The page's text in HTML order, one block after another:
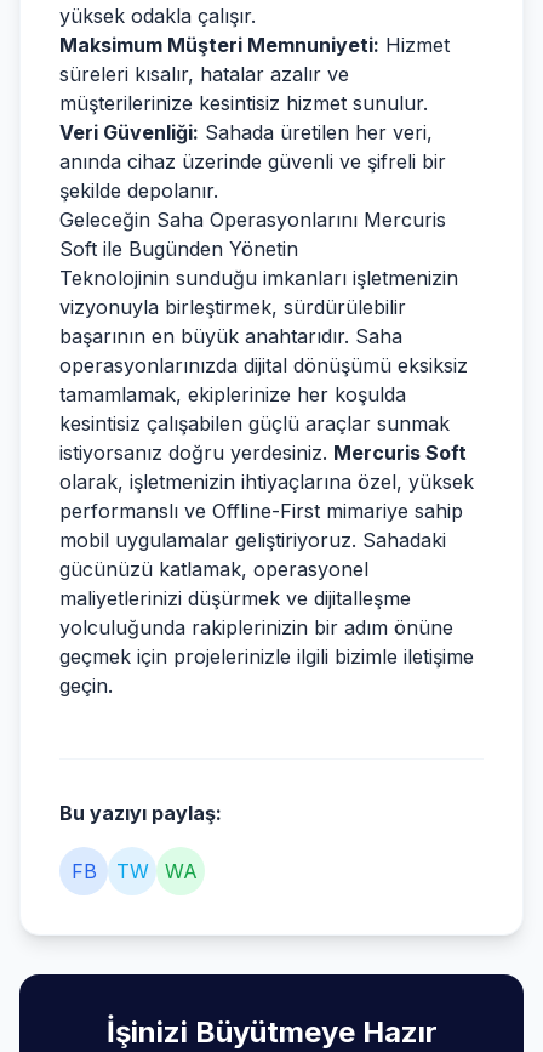
yüksek odakla çalışır.
Maksimum Müşteri Memnuniyeti: Hizmet
süreleri kısalır, hatalar azalır ve
müşterilerinize kesintisiz hizmet sunulur.
Veri Güvenliği: Sahada üretilen her veri,
anında cihaz üzerinde güvenli ve şifreli bir
şekilde depolanır.
Geleceğin Saha Operasyonlarını Mercuris
Soft ile Bugünden Yönetin
Teknolojinin sunduğu imkanları işletmenizin
vizyonuyla birleştirmek, sürdürülebilir
başarının en büyük anahtarıdır. Saha
operasyonlarınızda dijital dönüşümü eksiksiz
tamamlamak, ekiplerinize her koşulda
kesintisiz çalışabilen güçlü araçlar sunmak
istiyorsanız doğru yerdesiniz. Mercuris Soft
olarak, işletmenizin ihtiyaçlarına özel, yüksek
performanslı ve Offline-First mimariye sahip
mobil uygulamalar geliştiriyoruz. Sahadaki
gücünüzü katlamak, operasyonel
maliyetlerinizi düşürmek ve dijitalleşme
yolculuğunda rakiplerinizin bir adım önüne
geçmek için projelerinizle ilgili bizimle iletişime
geçin.
Bu yazıyı paylaş:
FB TW WA
İşinizi Büyütmeye Hazır